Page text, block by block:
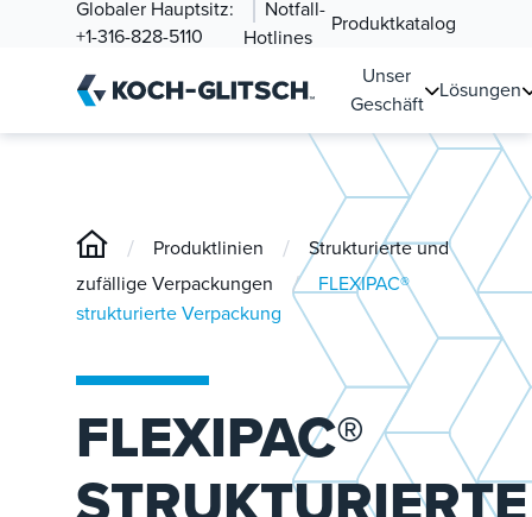
Globaler Hauptsitz:
+1-316-828-5110
Notfall-
Hotlines
Produktkatalog
Unser
Geschäft
Lösungen
/ Produktlinien /
Strukturierte und
zufällige Verpackungen
/
FLEXIPAC®
strukturierte Verpackung
FLEXIPAC®